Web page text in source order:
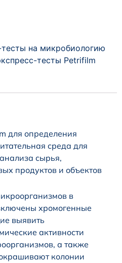
на микробиологию
тесты Petrifilm
для определения
среда для
сырья,
продуктов и объектов
в
хромогенные
выявить
активности
а также
колонии